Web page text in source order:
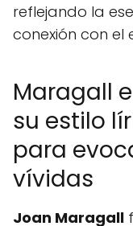
reflejando la
conexión con el
Maragall
su estilo
para
vívidas
Joan Maragall